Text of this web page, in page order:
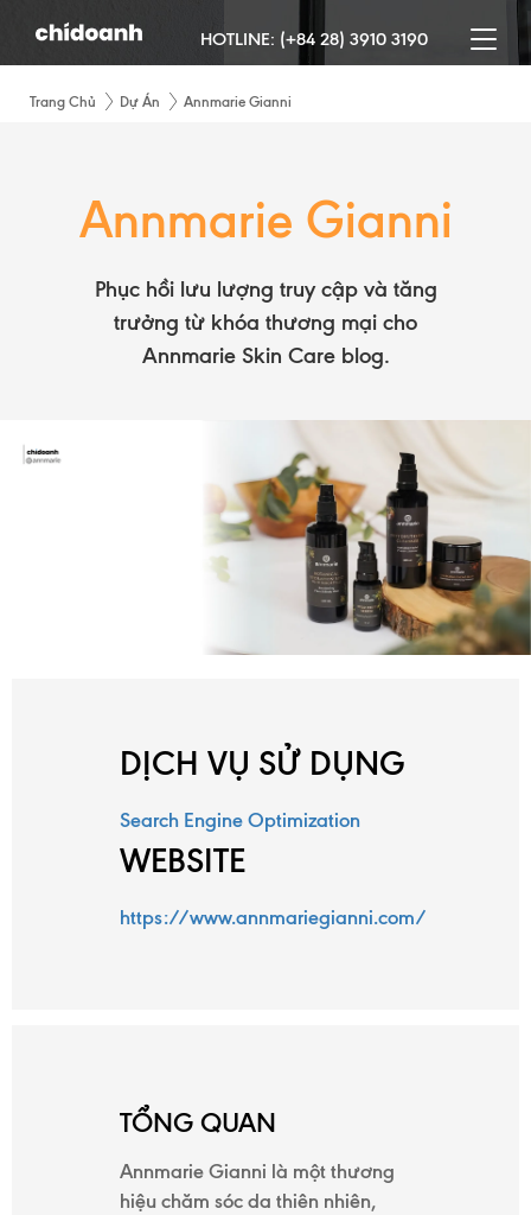
HOTLINE: (+84 28) 3910 3190
TRANG
CHỦ
Trang Chủ Dự Án Annmarie Gianni
Annmarie Gianni
Phục hồi lưu lượng truy cập và tăng
trưởng từ khóa thương mại cho
Annmarie Skin Care blog.
DỊCH VỤ SỬ DỤNG
Search Engine Optimization
WEBSITE
https://www.annmariegianni.com/
TỔNG QUAN
Annmarie Gianni là một thương
hiệu chăm sóc da thiên nhiên,